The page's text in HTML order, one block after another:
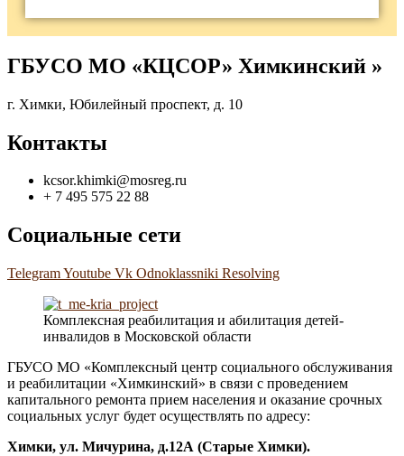
ГБУСО МО «КЦСОР» Химкинский »
г. Химки, Юбилейный проспект, д. 10
Контакты
kcsor.khimki@mosreg.ru
+ 7 495 575 22 88
Социальные сети
TelegramYoutube Vk Odnoklassniki Resolving
Комплексная реабилитация и абилитация детей-
инвалидов в Московской области
ГБУСО МО «Комплексный центр социального обслуживания
и реабилитации «Химкинский» в связи с проведением
капитального ремонта прием населения и оказание срочных
социальных услуг будет осуществлять по адресу:
Химки, ул. Мичурина, д.12А (Старые Химки).